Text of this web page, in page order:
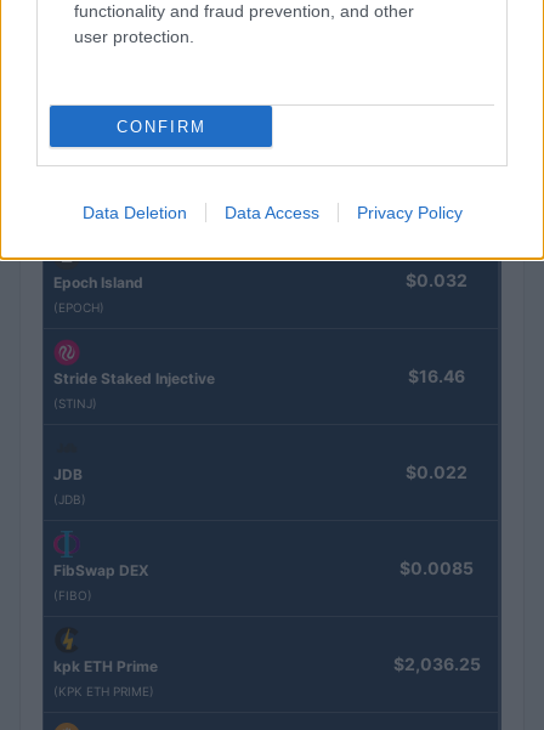
functionality and fraud prevention, and other
user protection.
CONFIRM
Data Deletion Data Access Privacy Policy
Naam
(KBTC)
Epoch Island
(EPOCH)
$0.032
Stride Staked Injective
(STINJ)
$16.46
JDB
(JDB)
$0.022
FibSwap DEX
(FIBO)
$0.0085
kpk ETH Prime
(KPK ETH PRIME)
$2,036.25